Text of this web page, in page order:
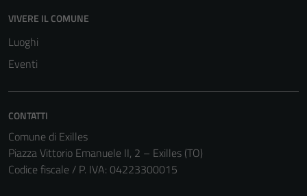
VIVERE IL COMUNE
Luoghi
Eventi
CONTATTI
Comune di Exilles
Piazza Vittorio Emanuele II, 2 – Exilles (TO)
Codice fiscale / P. IVA: 04223300015
Tecnici
Questi cookie